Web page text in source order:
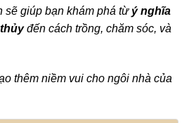
sẽ giúp bạn khám phá từ ý nghĩa
đến cách trồng, chăm sóc, và
thêm niềm vui cho ngôi nhà của